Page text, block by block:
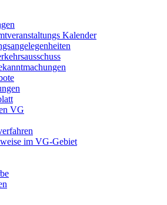
Kalender
VG
im VG-Gebiet